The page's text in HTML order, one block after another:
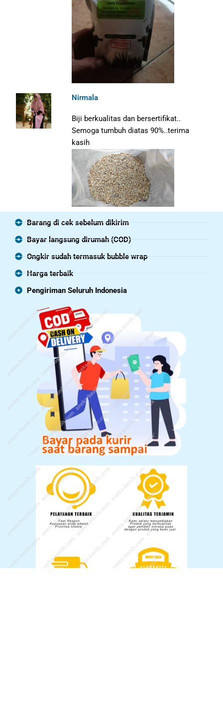
Nirmala
Biji berkualitas dan bersertifikat..
Semoga tumbuh diatas 90%..terima
kasih
Barang di cek sebelum dikirim
Bayar langsung dirumah (COD)
Ongkir sudah termasuk bubble wrap
Harga terbaik
Pengiriman Seluruh Indonesia